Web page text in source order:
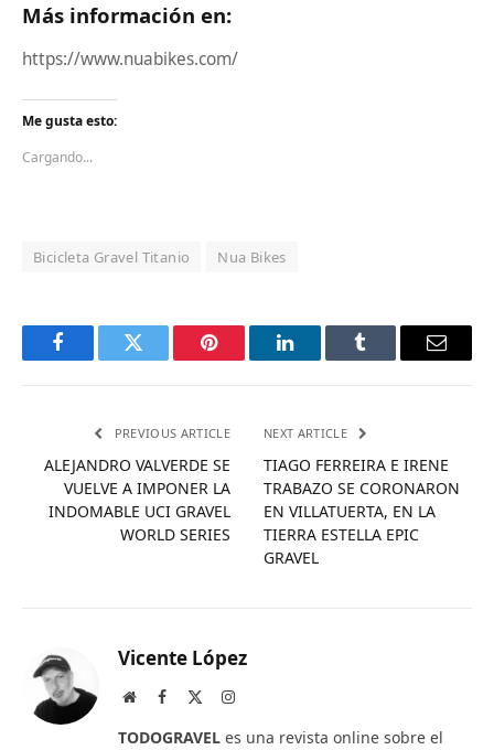
Más información en:
https://www.nuabikes.com/
Me gusta esto:
Cargando...
Bicicleta Gravel Titanio Nua Bikes
FacebookTwitter Pinterest LinkedInTumblr Email
PREVIOUS ARTICLE
ALEJANDRO VALVERDE SE
VUELVE A IMPONER LA
INDOMABLE UCI GRAVEL
WORLD SERIES
NEXT ARTICLE
TIAGO FERREIRA E IRENE
TRABAZO SE CORONARON
EN VILLATUERTA, EN LA
TIERRA ESTELLA EPIC
GRAVEL
Vicente López
WebsiteFacebook Instagram
TODOGRAVEL es una revista online sobre el